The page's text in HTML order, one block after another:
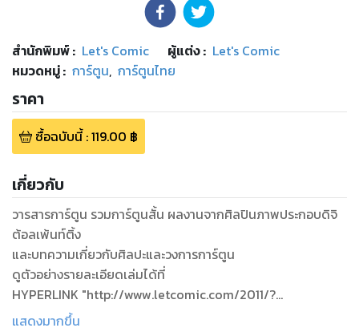
สำนักพิมพ์: Let's Comic ผู้แต่ง : Let's Comic
หมวดหมู่: การ์ตูน, การ์ตูนไทย
ราคา
ซื้อฉบับนี้:119.00 ฿
เกี่ยวกับ
วารสารการ์ตูน รวมการ์ตูนสั้น ผลงานจากศิลปินภาพประกอบดิจิ
ต้อลเพ้นท์ติ้ง
และบทความเกี่ยวกับศิลปะและวงการการ์ตูน
ดูตัวอย่างรายละเอียดเล่มได้ที่
HYPERLINK "http://www.letcomic.com/2011/?
page_id=17"http://www.letcomic.com/2011/?page_id=17
แสดงมากขึ้น